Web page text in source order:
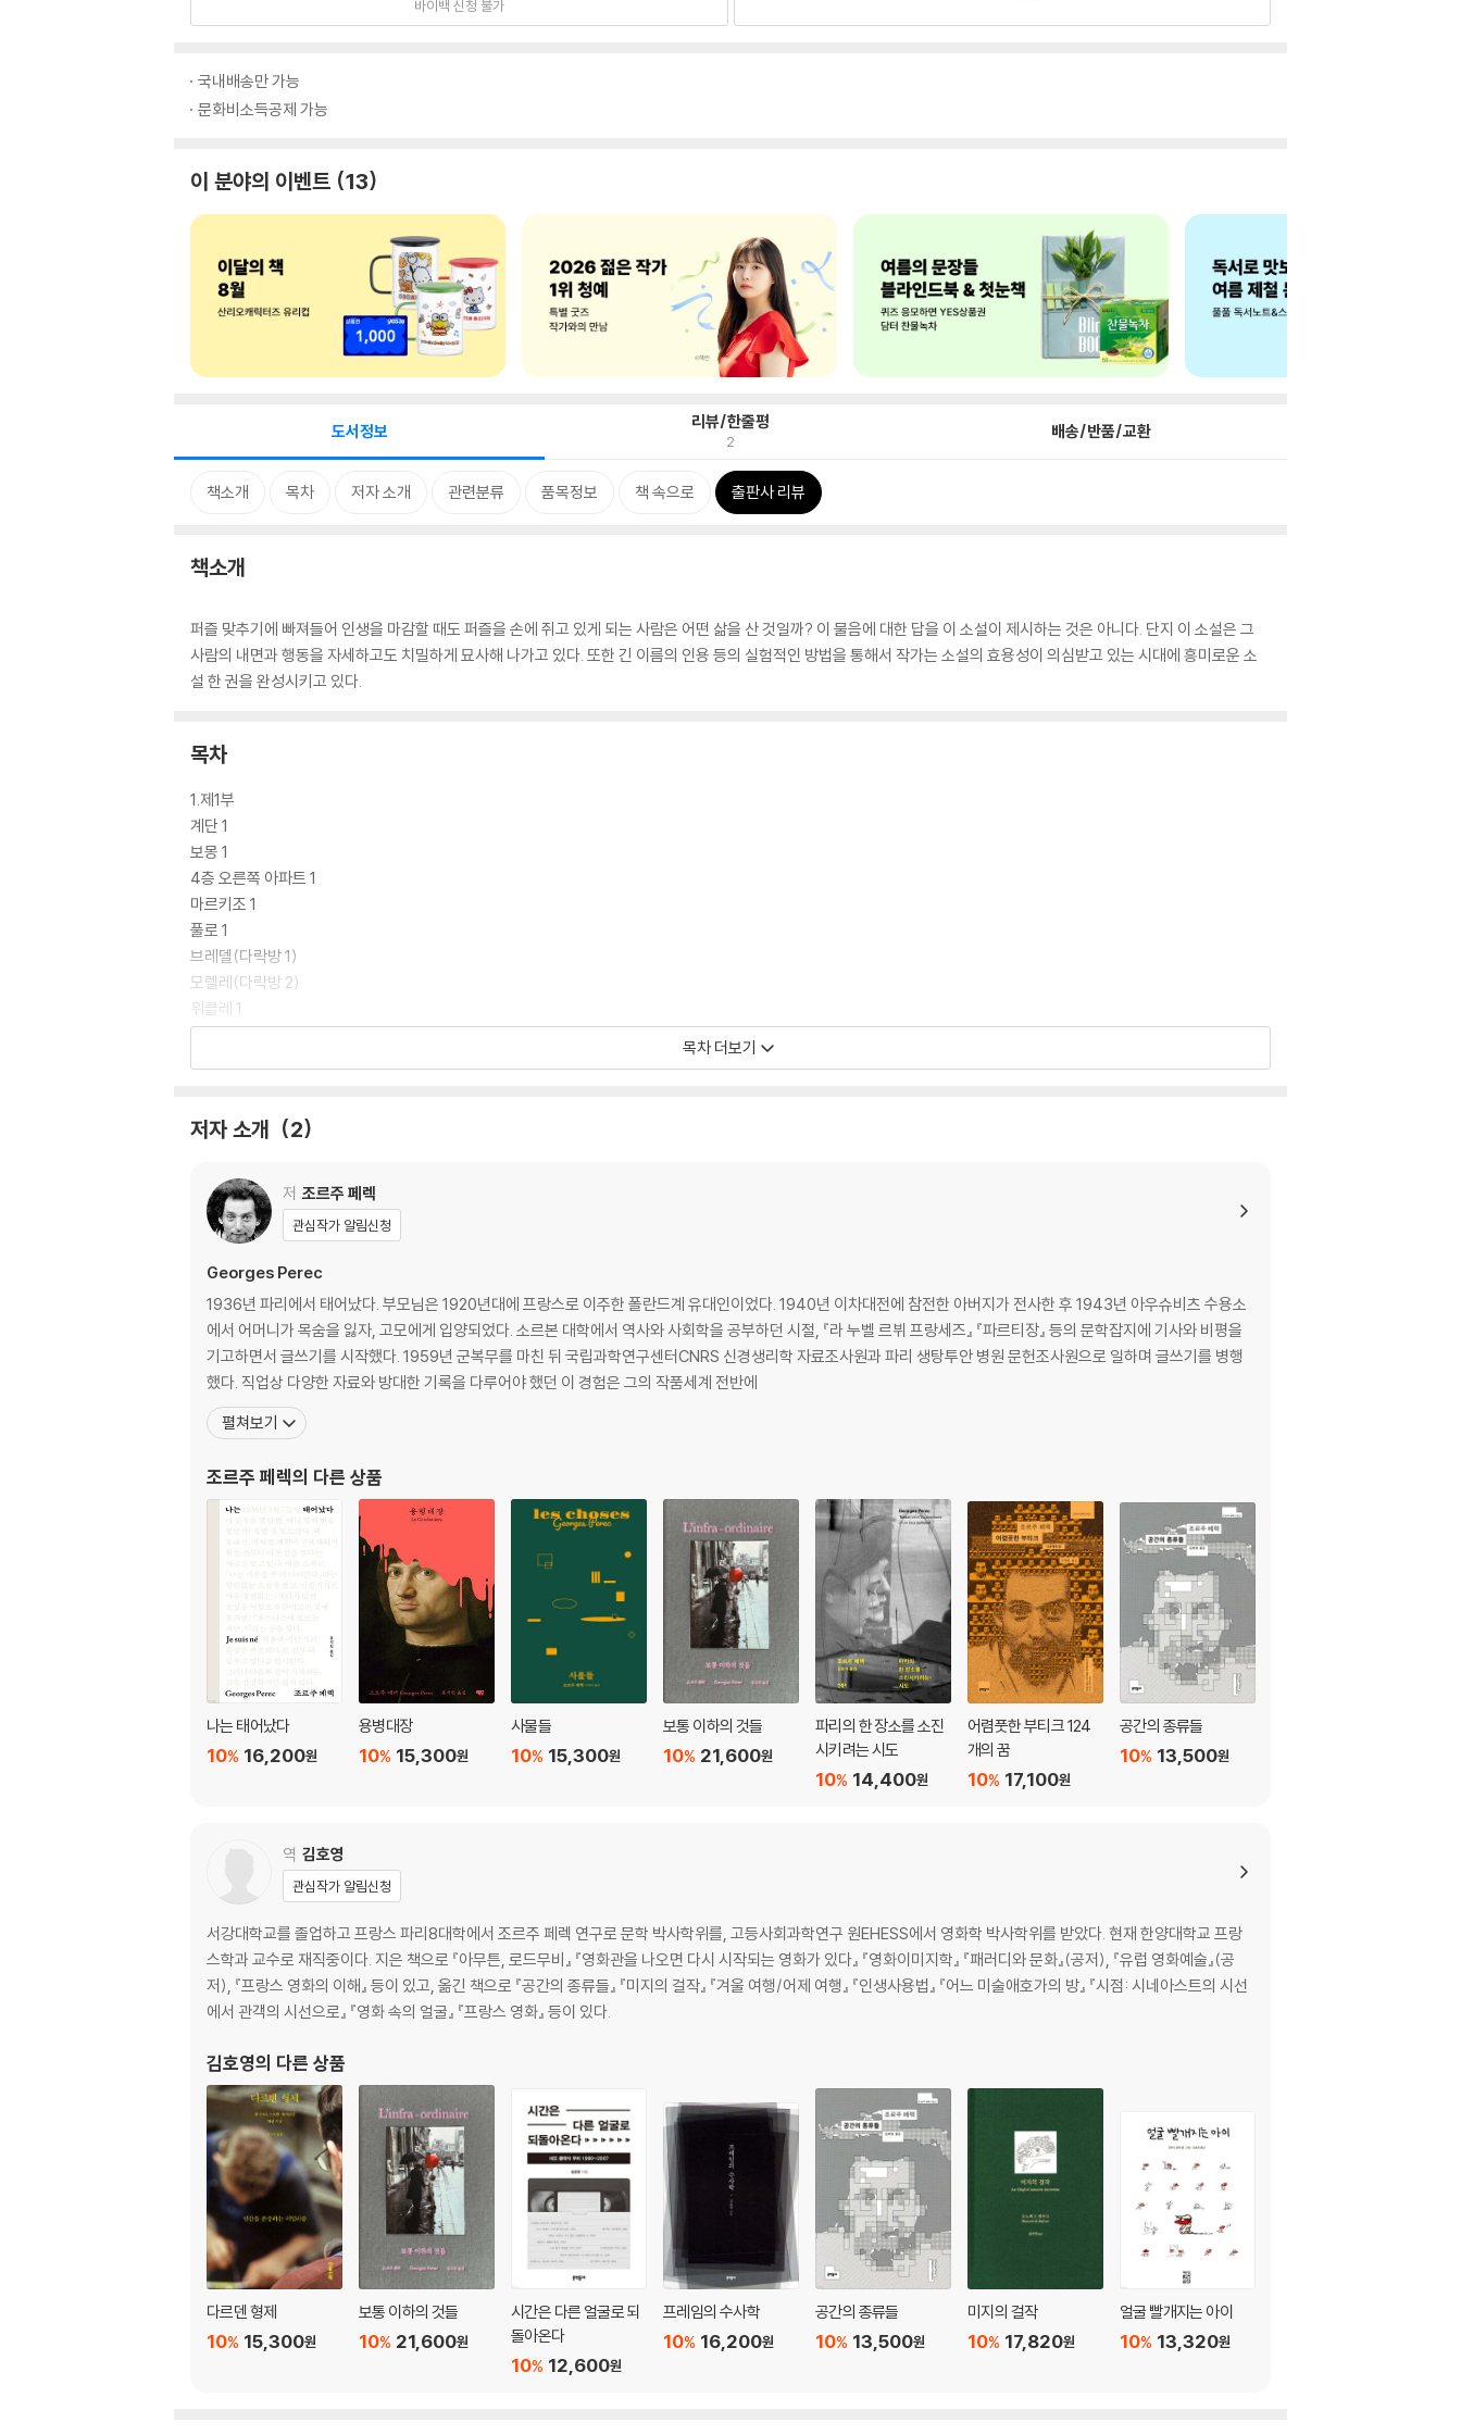
바이백 신청 불가
국내배송만 가능
문화비소득공제 가능
이 분야의 이벤트 13
도서정보 리뷰/한줄평
2 배송/반품/교환
책소개 목차 저자 소개 관련분류 품목정보 책 속으로 출판사 리뷰
책소개
퍼즐 맞추기에 빠져들어 인생을 마감할 때도 퍼즐을 손에 쥐고 있게 되는 사람은 어떤 삶을 산 것일까? 이 물음에 대한 답을 이 소설이 제시하는 것은 아니다. 단지 이 소설은 그
사람의 내면과 행동을 자세하고도 치밀하게 묘사해 나가고 있다. 또한 긴 이름의 인용 등의 실험적인 방법을 통해서 작가는 소설의 효용성이 의심받고 있는 시대에 흥미로운 소
설 한 권을 완성시키고 있다.
목차
1.제1부
계단 1
보몽 1
4층 오른쪽 아파트 1
마르키조 1
풀로 1
브레델(다락방 1)
모렐레(다락방 2)
위클레 1
니에토와 로헤르스(다락방 3)
로르샤슈 1
스모프(다락방 5)
셀리아 크레스피(다락방 6)
계단에서 2
로르샤슈 2
알타몽 1
모로 1
기관실에서 1
로비 1
마르시아 1
알타몽 2
바틀부스 1
로르샤슈 3
4층 오른쪽 아파트 2
마르키조 2
보몽 3
마르시아 2
계단 4
수위실
엘리베이터 기계실 1
보몽 4
마르키조 3
계단 6
풀로 2
윙클레 2
플라세르 1
3.제3부
제롬 씨(다락방 7)
댕트빌 2
알뱅 부인(다락방 8)
계단 7
풀로 3
발렌(다락방 9)
플라세르 2
이하 생략
목차 더보기
저자 소개 2
저 조르주 페렉
관심작가 알림신청
Georges Perec
1936년 파리에서 태어났다. 부모님은 1920년대에 프랑스로 이주한 폴란드계 유대인이었다. 1940년 이차대전에 참전한 아버지가 전사한 후 1943년 아우슈비츠 수용소
에서 어머니가 목숨을 잃자, 고모에게 입양되었다. 소르본 대학에서 역사와 사회학을 공부하던 시절, 『라 누벨 르뷔 프랑세즈』 『파르티장』 등의 문학잡지에 기사와 비평을
기고하면서 글쓰기를 시작했다. 1959년 군복무를 마친 뒤 국립과학연구센터CNRS 신경생리학 자료조사원과 파리 생탕투안 병원 문헌조사원으로 일하며 글쓰기를 병행
했다. 직업상 다양한 자료와 방대한 기록을 다루어야 했던 이 경험은 그의 작품세계 전반에
펼쳐보기
조르주 페렉의 다른 상품
나는 태어났다
16,200원
10%
용병대장
15,300원
10%
사물들
15,300원
10%
보통 이하의 것들
21,600원
10%
파리의 한 장소를 소진
시키려는 시도
14,400원
10%
어렴풋한 부티크 124
개의 꿈
17,100원
10%
공간의 종류들
13,500원
10%
역 김호영
관심작가 알림신청
서강대학교를 졸업하고 프랑스 파리8대학에서 조르주 페렉 연구로 문학 박사학위를, 고등사회과학연구 원EHESS에서 영화학 박사학위를 받았다. 현재 한양대학교 프랑
스학과 교수로 재직중이다. 지은 책으로 『아무튼, 로드무비』 『영화관을 나오면 다시 시작되는 영화가 있다』 『영화이미지학』 『패러디와 문화』(공저), 『유럽 영화예술』(공
저), 『프랑스 영화의 이해』 등이 있고, 옮긴 책으로 『공간의 종류들』 『미지의 걸작』 『겨울 여행/어제 여행』 『인생사용법』 『어느 미술애호가의 방』 『시점: 시네아스트의 시선
에서 관객의 시선으로』 『영화 속의 얼굴』 『프랑스 영화』 등이 있다.
김호영의 다른 상품
다르덴 형제
15,300원
10%
보통 이하의 것들
21,600원
10%
시간은 다른 얼굴로 되
돌아온다
12,600원
10%
프레임의 수사학
16,200원
10%
공간의 종류들
13,500원
10%
미지의 걸작
17,820원
10%
얼굴 빨개지는 아이
13,320원
10%